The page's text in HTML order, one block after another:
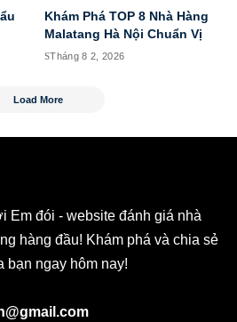
Khám Phá TOP 8 Nhà Hàng
Malatang Hà Nội Chuẩn Vị
Tháng 8 2, 2026
Load More
Em đói - website đánh giá nhà
hàng đầu! Khám phá và chia sẻ
bạn ngay hôm nay!